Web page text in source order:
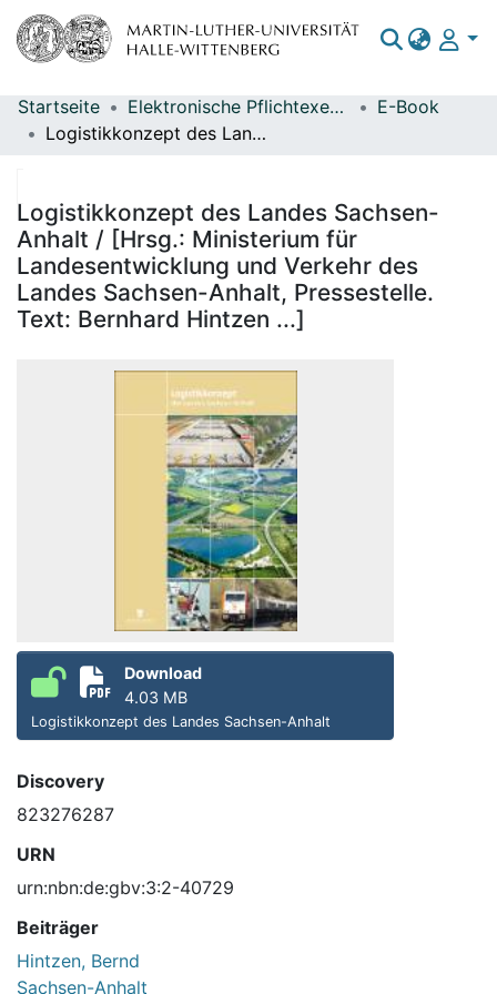
Bereiche & Sammlungen
Statistiken
Startseite Elektronische Pflichtexemplare
E-Book
Logistikkonzept des Landes Sachsen-Anhalt / [Hrsg.: Ministerium für Landesentwicklung und Verkehr des Landes Sachsen-Anhalt, Pressestelle. Text: Bernhard Hintzen ...]
Logistikkonzept des Landes Sachsen-
Anhalt / [Hrsg.: Ministerium für
Landesentwicklung und Verkehr des
Landes Sachsen-Anhalt, Pressestelle.
Text: Bernhard Hintzen ...]
Download
4.03 MB
Logistikkonzept des Landes Sachsen-Anhalt
Discovery
823276287
URN
urn:nbn:de:gbv:3:2-40729
Beiträger
Hintzen, Bernd
Sachsen-Anhalt